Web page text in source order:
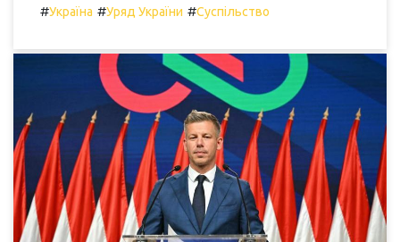
#Україна #Уряд України #Суспільство